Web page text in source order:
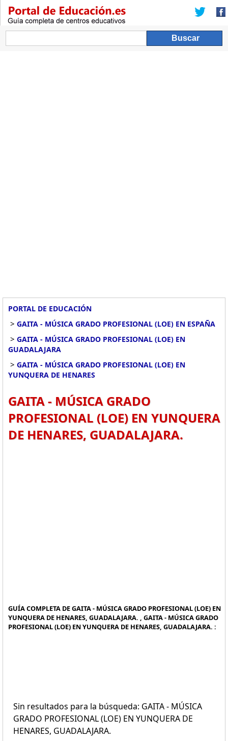
PORTAL DE EDUCACIÓN
> GAITA - MÚSICA GRADO PROFESIONAL (LOE) EN ESPAÑA
> GAITA - MÚSICA GRADO PROFESIONAL (LOE) EN
GUADALAJARA
> GAITA - MÚSICA GRADO PROFESIONAL (LOE) EN
YUNQUERA DE HENARES
GAITA - MÚSICA GRADO
PROFESIONAL (LOE) EN YUNQUERA
DE HENARES, GUADALAJARA.
GUÍA COMPLETA DE GAITA - MÚSICA GRADO PROFESIONAL (LOE) EN
YUNQUERA DE HENARES, GUADALAJARA. , GAITA - MÚSICA GRADO
PROFESIONAL (LOE) EN YUNQUERA DE HENARES, GUADALAJARA. :
Sin resultados para la búsqueda: GAITA - MÚSICA
GRADO PROFESIONAL (LOE) EN YUNQUERA DE
HENARES, GUADALAJARA.